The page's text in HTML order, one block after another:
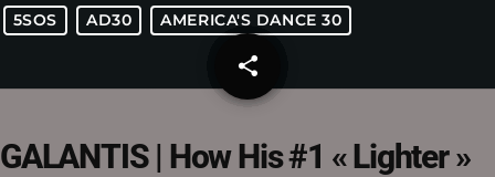
5SOS AD30 AMERICA'S DANCE 30
share
email
GALANTIS | How His #1 « Lighter »